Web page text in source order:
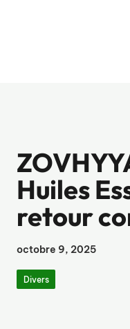
Huiles
retour
octobre 9, 2025
Divers